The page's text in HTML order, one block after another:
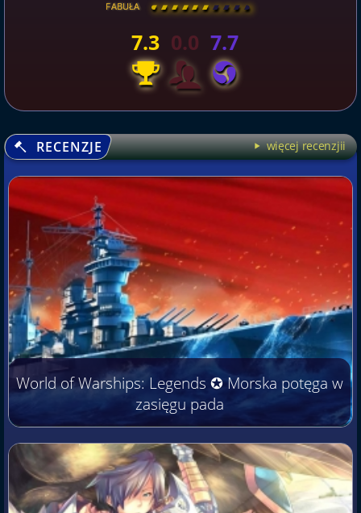
FABUŁA [ \ \ \ \ \ \ \ \ ]
7.3 0.0 7.7
RECENZJE więcej recenzjii
World of Warships: Legends ✪ Morska potęga w
zasięgu pada